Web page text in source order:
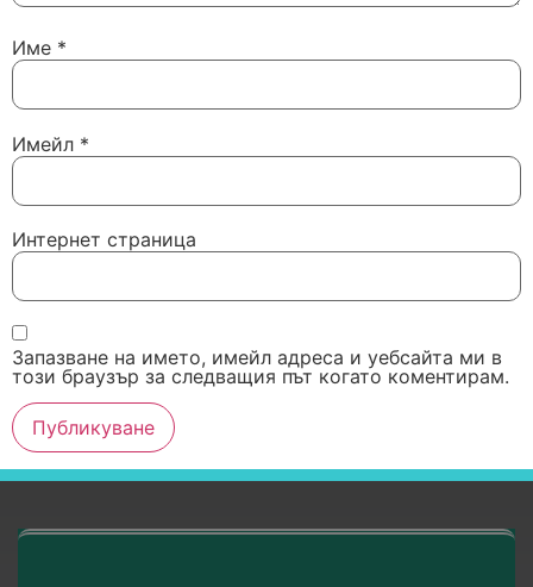
Име *
Имейл *
Интернет страница
Запазване на името, имейл адреса и уебсайта ми в
този браузър за следващия път когато коментирам.